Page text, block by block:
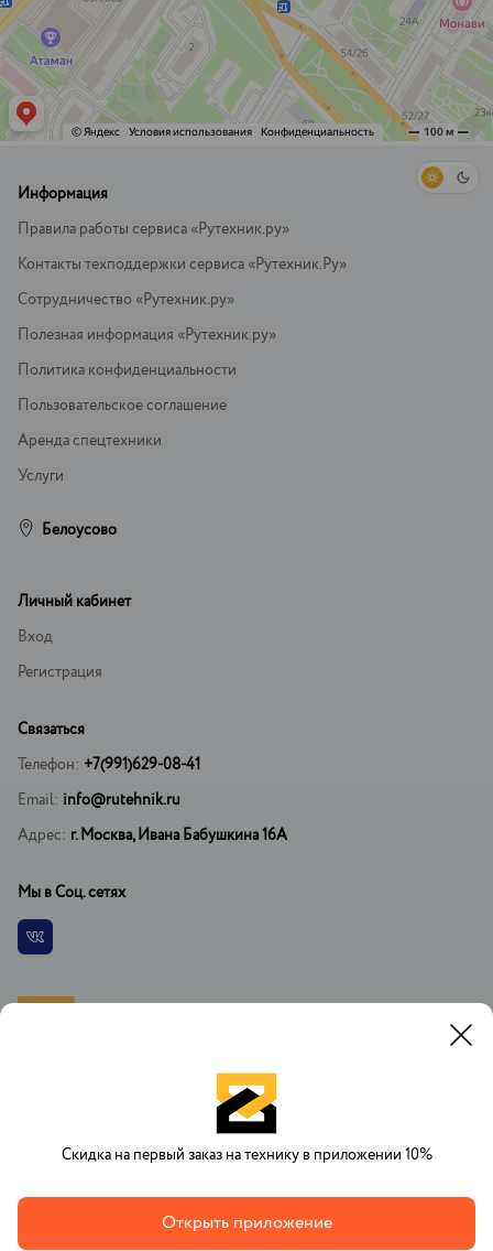
При копировании материалов установка ссылки на официальный
сайт РусТехника.ру обязательна. При регистрации на сайте вы
соглашаетесь с договором оферты об оказании платных услуг.
2007-2026 © RuTehnik
Информация
Правила работы сервиса «Рутехник.ру»
Контакты техподдержки сервиса «Рутехник.Ру»
Сотрудничество «Рутехник.ру»
Полезная информация «Рутехник.ру»
Политика конфиденциальности
Пользовательское соглашение
Аренда спецтехники
Услуги
Белоусово
Личный кабинет
Вход
Регистрация
Связаться
Телефон: +7(991)629-08-41
Email: info@rutehnik.ru
Адрес: г. Москва, Ивана Бабушкина 16А
Мы в Соц. сетях
Vkontakte
Скидка на первый заказ на технику в приложении 10%
Открыть приложение